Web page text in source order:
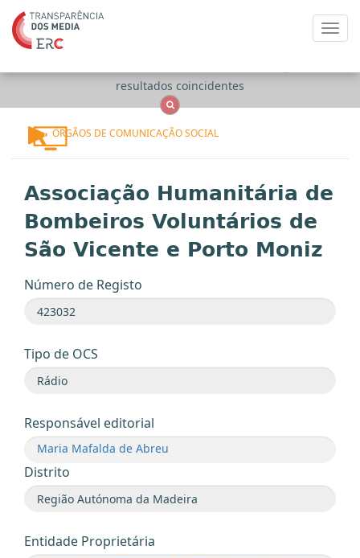
resultados coincidentes
ÓRGÃOS DE COMUNICAÇÃO SOCIAL
Associação Humanitária de
Bombeiros Voluntários de
São Vicente e Porto Moniz
Número de Registo
Tipo de OCS
Responsável editorial
Maria Mafalda de Abreu
Distrito
Entidade Proprietária